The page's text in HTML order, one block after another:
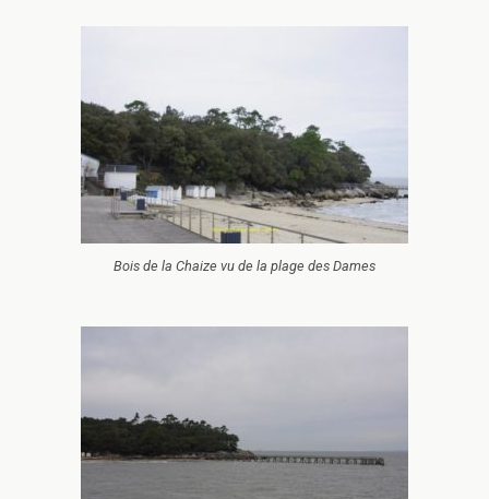
Bois de la Chaize vu de la plage des Dames